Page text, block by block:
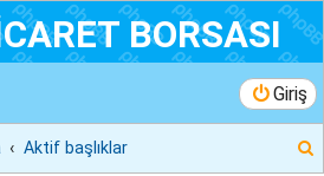
BORSASI
Giriş
Aktif başlıklar